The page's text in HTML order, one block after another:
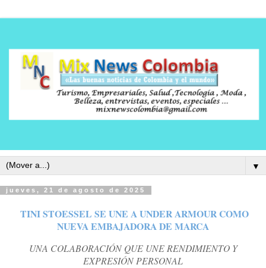
▼
jueves, 21 de agosto de 2025
TINI STOESSEL SE UNE A UNDER ARMOUR COMO
NUEVA EMBAJADORA DE MARCA
UNA COLABORACIÓN QUE UNE RENDIMIENTO Y
EXPRESIÓN PERSONAL